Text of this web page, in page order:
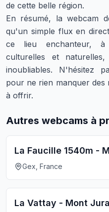
de cette belle région.
En résumé, la webcam
qu'un simple flux en
ce lieu enchanteur, à
culturelles et
inoubliables. N'hésitez
pour ne rien manquer des
à offrir.
Autres webcams à
La Faucille 1540m -
Gex, France
La Vattay - Mont Jura